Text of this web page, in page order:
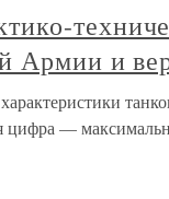
Армии и
цифра —